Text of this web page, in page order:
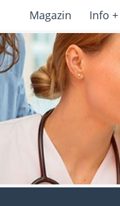
Magazin Info